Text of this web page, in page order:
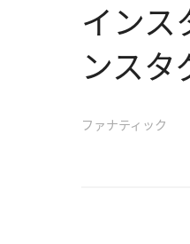
イン
ンスタ
ファナティック